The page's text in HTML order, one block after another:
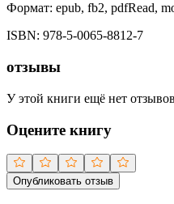
Формат: epub, fb2, pdfRead,
ISBN: 978-5-0065-8812-7
отзывы
У этой книги ещё нет
Оцените книгу
Опубликовать отзыв